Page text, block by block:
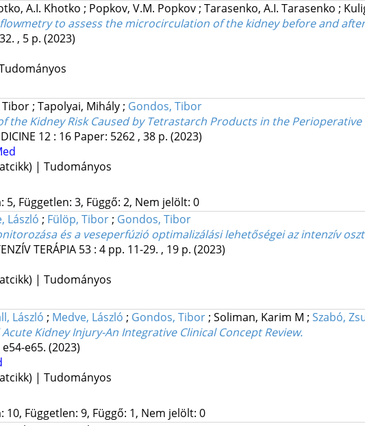
A.I. Khotko ; Popkov, V.M. Popkov; Tarasenko, A.I. Tarasenko ;
to assess the microcirculation of the kidney before and
, 5 p. (2023)
Tibor; Tapolyai, Mihály; Gondos, Tibor
the Kidney Risk Caused by Tetrastarch Products in the
12: 16 Paper: 5262 , 38 p. (2023)
| Tudományos
5, Független: 3, Függő: 2, Nem jelölt: 0
László ; Fülöp, Tibor; Gondos, Tibor
és a veseperfúzió optimalizálási lehetőségei az intenzív
TERÁPIA 53: 4 pp. 11-29. , 19 p. (2023)
| Tudományos
László ; Medve, László ; Gondos, Tibor; Soliman, Karim M ; Szabó,
Kidney Injury-An Integrative Clinical Concept Review.
e65. (2023)
| Tudományos
10, Független: 9, Függő: 1, Nem jelölt: 0